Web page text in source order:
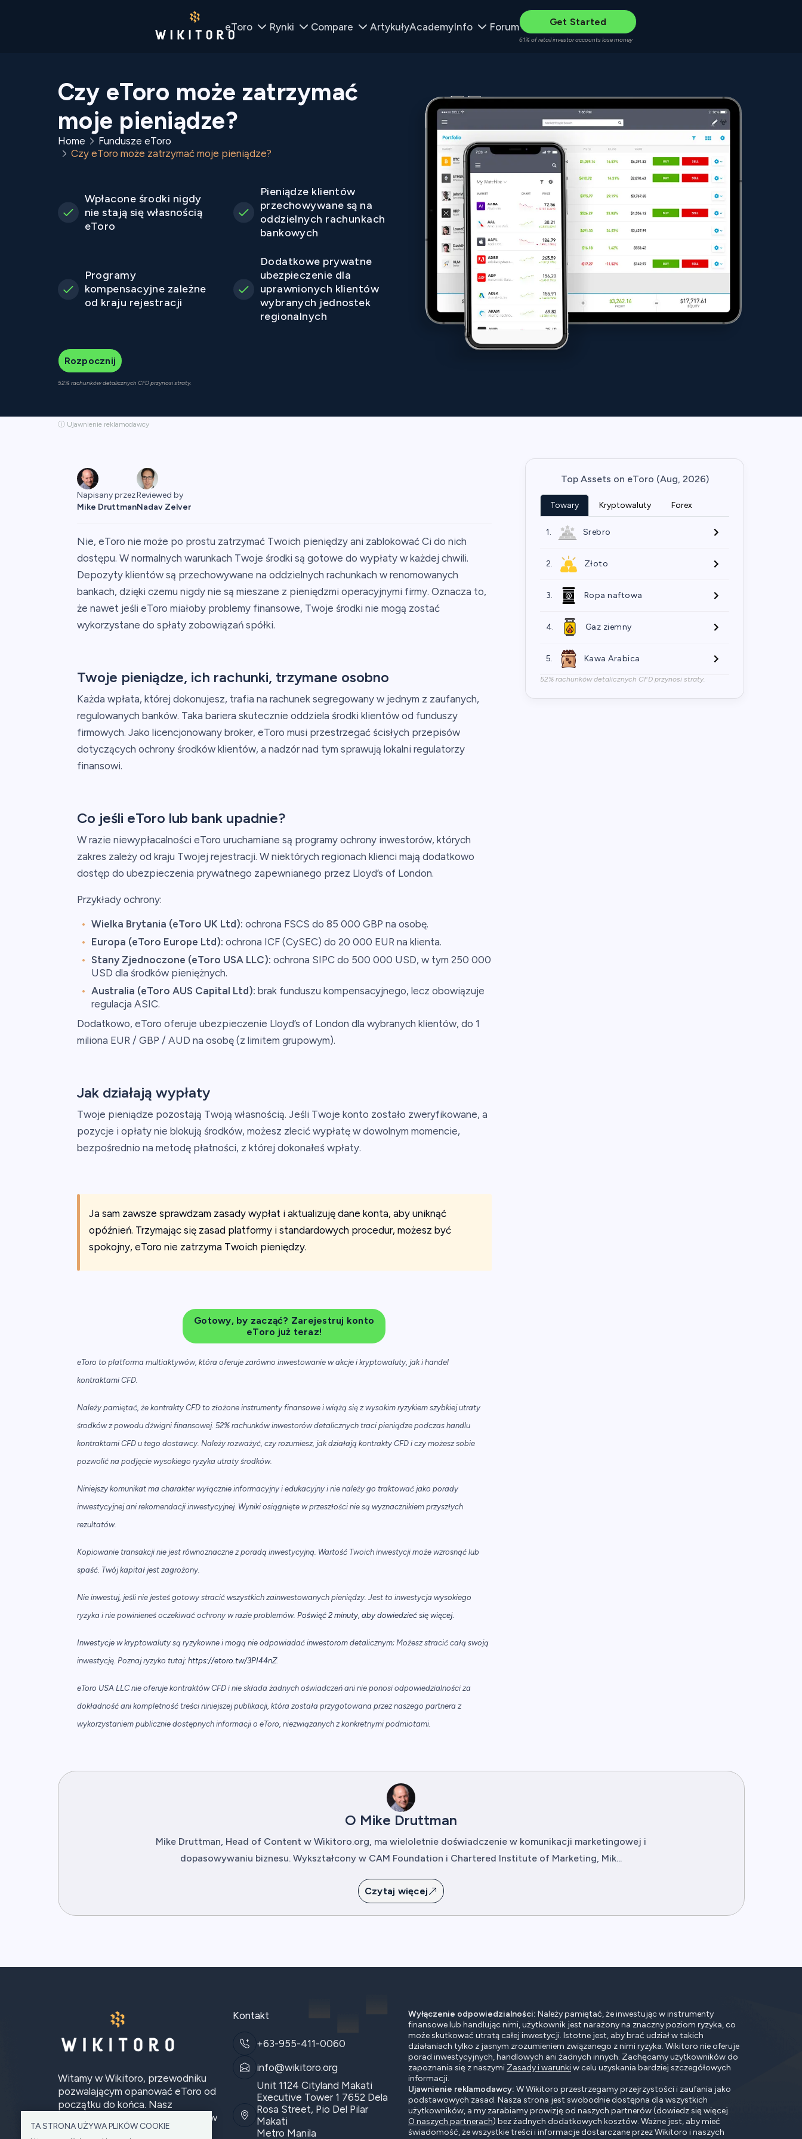
eToro Rynki Compare ArtykułyAcademyInfo Forum Get Started
61% of retail investor accounts lose money
Czy eToro może zatrzymać
moje pieniądze?
Home
Fundusze eToro
Czy eToro może zatrzymać moje pieniądze?
Wpłacone środki nigdy
nie stają się własnością
eToro
Pieniądze klientów
przechowywane są na
oddzielnych rachunkach
bankowych
Programy
kompensacyjne zależne
od kraju rejestracji
Dodatkowe prywatne
ubezpieczenie dla
uprawnionych klientów
wybranych jednostek
regionalnych
Rozpocznij
52% rachunków detalicznych CFD przynosi straty.
ⓘ Ujawnienie reklamodawcy
Napisany przez
Mike Druttman
Reviewed by
Nadav Zelver
Nie, eToro nie może po prostu zatrzymać Twoich pieniędzy ani zablokować Ci do nich
dostępu. W normalnych warunkach Twoje środki są gotowe do wypłaty w każdej chwili.
Depozyty klientów są przechowywane na oddzielnych rachunkach w renomowanych
bankach, dzięki czemu nigdy nie są mieszane z pieniędzmi operacyjnymi firmy. Oznacza to,
że nawet jeśli eToro miałoby problemy finansowe, Twoje środki nie mogą zostać
wykorzystane do spłaty zobowiązań spółki.
Twoje pieniądze, ich rachunki, trzymane osobno
Każda wpłata, której dokonujesz, trafia na rachunek segregowany w jednym z zaufanych,
regulowanych banków. Taka bariera skutecznie oddziela środki klientów od funduszy
firmowych. Jako licencjonowany broker, eToro musi przestrzegać ścisłych przepisów
dotyczących ochrony środków klientów, a nadzór nad tym sprawują lokalni regulatorzy
finansowi.
Co jeśli eToro lub bank upadnie?
W razie niewypłacalności eToro uruchamiane są programy ochrony inwestorów, których
zakres zależy od kraju Twojej rejestracji. W niektórych regionach klienci mają dodatkowo
dostęp do ubezpieczenia prywatnego zapewnianego przez Lloyd’s of London.
Przykłady ochrony:
Wielka Brytania (eToro UK Ltd): ochrona FSCS do 85 000 GBP na osobę.
Europa (eToro Europe Ltd): ochrona ICF (CySEC) do 20 000 EUR na klienta.
Stany Zjednoczone (eToro USA LLC): ochrona SIPC do 500 000 USD, w tym 250 000
USD dla środków pieniężnych.
Australia (eToro AUS Capital Ltd): brak funduszu kompensacyjnego, lecz obowiązuje
regulacja ASIC.
Dodatkowo, eToro oferuje ubezpieczenie Lloyd’s of London dla wybranych klientów, do 1
miliona EUR / GBP / AUD na osobę (z limitem grupowym).
Jak działają wypłaty
Twoje pieniądze pozostają Twoją własnością. Jeśli Twoje konto zostało zweryfikowane, a
pozycje i opłaty nie blokują środków, możesz zlecić wypłatę w dowolnym momencie,
bezpośrednio na metodę płatności, z której dokonałeś wpłaty.
Ja sam zawsze sprawdzam zasady wypłat i aktualizuję dane konta, aby uniknąć
opóźnień. Trzymając się zasad platformy i standardowych procedur, możesz być
spokojny, eToro nie zatrzyma Twoich pieniędzy.
Gotowy, by zacząć? Zarejestruj konto
eToro już teraz!
eToro to platforma multiaktywów, która oferuje zarówno inwestowanie w akcje i kryptowaluty, jak i handel
kontraktami CFD.
Należy pamiętać, że kontrakty CFD to złożone instrumenty finansowe i wiążą się z wysokim ryzykiem szybkiej utraty
środków z powodu dźwigni finansowej. 52% rachunków inwestorów detalicznych traci pieniądze podczas handlu
kontraktami CFD u tego dostawcy. Należy rozważyć, czy rozumiesz, jak działają kontrakty CFD i czy możesz sobie
pozwolić na podjęcie wysokiego ryzyka utraty środków.
Niniejszy komunikat ma charakter wyłącznie informacyjny i edukacyjny i nie należy go traktować jako porady
inwestycyjnej ani rekomendacji inwestycyjnej. Wyniki osiągnięte w przeszłości nie są wyznacznikiem przyszłych
rezultatów.
Kopiowanie transakcji nie jest równoznaczne z poradą inwestycyjną. Wartość Twoich inwestycji może wzrosnąć lub
spaść. Twój kapitał jest zagrożony.
Nie inwestuj, jeśli nie jesteś gotowy stracić wszystkich zainwestowanych pieniędzy. Jest to inwestycja wysokiego
ryzyka i nie powinieneś oczekiwać ochrony w razie problemów. Poświęć 2 minuty, aby dowiedzieć się więcej.
Inwestycje w kryptowaluty są ryzykowne i mogą nie odpowiadać inwestorom detalicznym; Możesz stracić całą swoją
inwestycję. Poznaj ryzyko tutaj: https://etoro.tw/3PI44nZ.
eToro USA LLC nie oferuje kontraktów CFD i nie składa żadnych oświadczeń ani nie ponosi odpowiedzialności za
dokładność ani kompletność treści niniejszej publikacji, która została przygotowana przez naszego partnera z
wykorzystaniem publicznie dostępnych informacji o eToro, niezwiązanych z konkretnymi podmiotami.
Top Assets on eToro (Aug, 2026)
Towary Kryptowaluty Forex
1. Srebro
2. Złoto
3. Ropa naftowa
4. Gaz ziemny
5. Kawa Arabica
52% rachunków detalicznych CFD przynosi straty.
O Mike Druttman
Mike Druttman, Head of Content w Wikitoro.org, ma wieloletnie doświadczenie w komunikacji marketingowej i
dopasowywaniu biznesu. Wykształcony w CAM Foundation i Chartered Institute of Marketing, Mik...
Czytaj więcej
TA STRONA UŻYWA PLIKÓW COOKIE
Witamy w Wikitoro, przewodniku
pozwalającym opanować eToro od
początku do końca. Nasz
doświadczony zespół specjalistów
zapewnia dogłębną analizę.
Kontakt
+63-955-411-0060
info@wikitoro.org
Unit 1124 Cityland Makati
Executive Tower 1 7652 Dela
Rosa Street, Pio Del Pilar
Makati
Metro Manila
Wyłączenie odpowiedzialności: Należy pamiętać, że inwestując w instrumenty
finansowe lub handlując nimi, użytkownik jest narażony na znaczny poziom ryzyka, co
może skutkować utratą całej inwestycji. Istotne jest, aby brać udział w takich
działaniach tylko z jasnym zrozumieniem związanego z nimi ryzyka. Wikitoro nie oferuje
porad inwestycyjnych, handlowych ani żadnych innych. Zachęcamy użytkowników do
zapoznania się z naszymi Zasady i warunkiw celu uzyskania bardziej szczegółowych
informacji.
Ujawnienie reklamodawcy: W Wikitoro przestrzegamy przejrzystości i zaufania jako
podstawowych zasad. Nasza strona jest swobodnie dostępna dla wszystkich
użytkowników, a my zarabiamy prowizję od naszych partnerów (dowiedz się więcej
O naszych partnerach) bez żadnych dodatkowych kosztów. Ważne jest, aby mieć
świadomość, że wszystkie treści i informacje dostarczane przez Wikitoro i naszych